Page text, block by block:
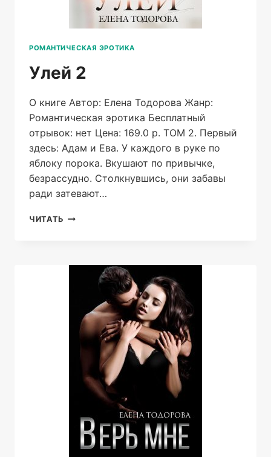
РОМАНТИЧЕСКАЯ ЭРОТИКА
Улей 2
О книге Автор: Елена Тодорова Жанр:
Романтическая эротика Бесплатный
отрывок: нет Цена: 169.0 р. ТОМ 2. Первый
здесь: Адам и Ева. У каждого в руке по
яблоку порока. Вкушают по привычке,
безрассудно. Столкнувшись, они забавы
ради затевают…
ЧИТАТЬ УЛЕЙ